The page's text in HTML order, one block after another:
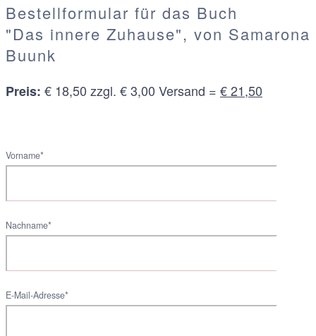
Bestellformular für das Buch
"Das innere Zuhause", von Samarona
Buunk
Preis: € 18,50 zzgl. € 3,00 Versand = € 21,50
Vorname*
Nachname*
E-Mail-Adresse*